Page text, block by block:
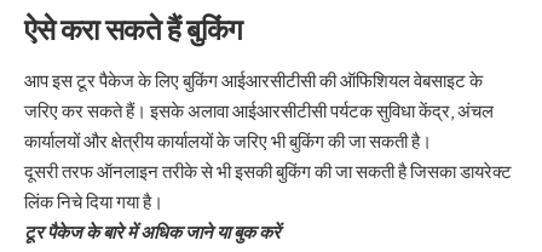
ऐसे करा सकते हैं बुकिंग
आप इस टूर पैकेज के लिए बुकिंग आईआरसीटीसी की ऑफिशियल वेबसाइट के
जरिए कर सकते हैं। इसके अलावा आईआरसीटीसी पर्यटक सुविधा केंद्र, अंचल
कार्यालयों और क्षेत्रीय कार्यालयों के जरिए भी बुकिंग की जा सकती है।
दूसरी तरफ ऑनलाइन तरीके से भी इसकी बुकिंग की जा सकती है जिसका डायरेक्ट
लिंक निचे दिया गया है।
टूर पैकेज के बारे में अधिक जाने या बुक करें